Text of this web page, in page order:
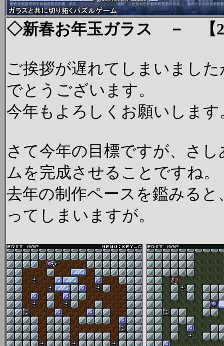
◇新春お年玉ガラス － 【
ご挨拶が遅れてしまいまし
でとうございます。
今年もよろしくお願いします
さて今年の目標ですが、さ
ムを完成させることですね。
去年の制作ペースを鑑みる
ってしまいますが。